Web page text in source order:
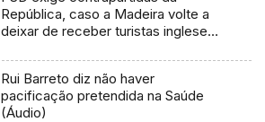
República, caso a Madeira volte a
deixar de receber turistas ingleses
Rui Barreto diz não haver
pacificação pretendida na Saúde
(Áudio)